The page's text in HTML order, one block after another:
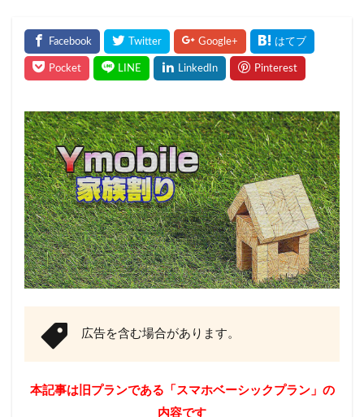
広告を含む場合があります。
本記事は旧プランである「スマホベーシックプラン」の
内容です